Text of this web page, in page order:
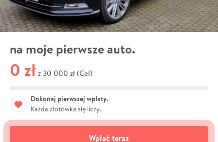
na moje pierwsze auto.
0 zł z 30 000 zł (Cel)
Dokonaj pierwszej wpłaty.
Każda złotówka się liczy.
Wpłać teraz